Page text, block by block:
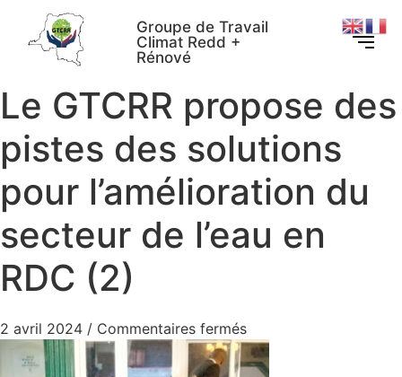
Groupe de Travail
Climat Redd +
Rénové
Le GTCRR propose des
pistes des solutions
pour l’amélioration du
secteur de l’eau en
RDC (2)
2 avril 2024 / Commentaires fermés